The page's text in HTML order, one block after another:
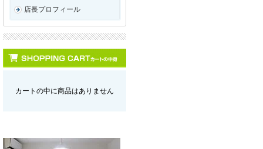
店長プロフィール
カートの中に商品はありません